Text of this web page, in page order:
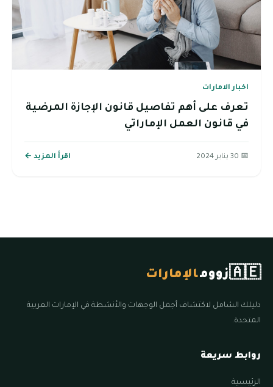
اخبار الامارات
تعرف على أهم تفاصيل قانون الإجازة المرضية
في قانون العمل الإماراتي
📅 30 يناير 2024 اقرأ المزيد ←
🇦🇪زوومالإمارات
دليلك الشامل لاكتشاف أجمل الوجهات والأنشطة في الإمارات العربية
المتحدة.
روابط سريعة
الرئيسية